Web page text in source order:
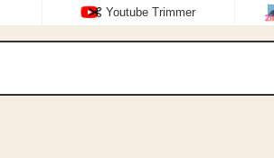
Youtube Trimmer